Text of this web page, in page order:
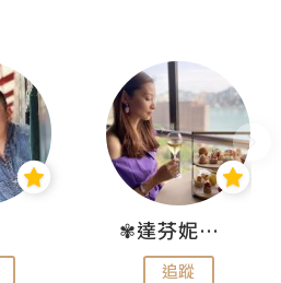
✾達芬妮•愛孩子•愛生活✾
追蹤